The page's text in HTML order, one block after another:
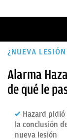
ÚLTIMAS
REAL
BALONCESTO
¿NUEVA
Alarma
de qué le
Hazard
la conclusión
nueva lesión